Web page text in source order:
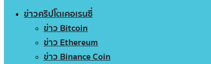
ข่าวคริปโตเคอเรนซี่
ข่าว Bitcoin
ข่าว Ethereum
ข่าว Binance Coin